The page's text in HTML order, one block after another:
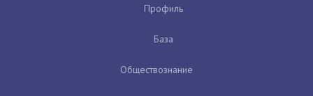
Профиль
База
Обществознание